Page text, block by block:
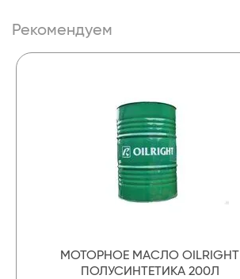
Рекомендуем
МОТОРНОЕ МАСЛО OILRIGHT
ПОЛУСИНТЕТИКА 200Л